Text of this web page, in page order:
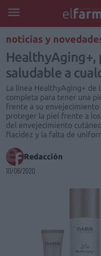
noticias y
HealthyAging+,
saludable a
La línea HealthyAging+ de
completa para tener una
frente a su envejecimiento
proteger la piel frente a
del envejecimiento
flacidez y la falta de
Redacción
10/06/2020